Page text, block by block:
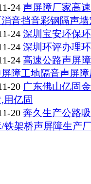
24 声屏障厂家高
音挡音彩钢隔声墙
24 深圳宝安环保
24 深圳环评办理
24 高速公路声屏
障工地隔音声屏障
20 广东佛山亿固
用亿固
20 奔久生产公路
铁架桥声屏障生产